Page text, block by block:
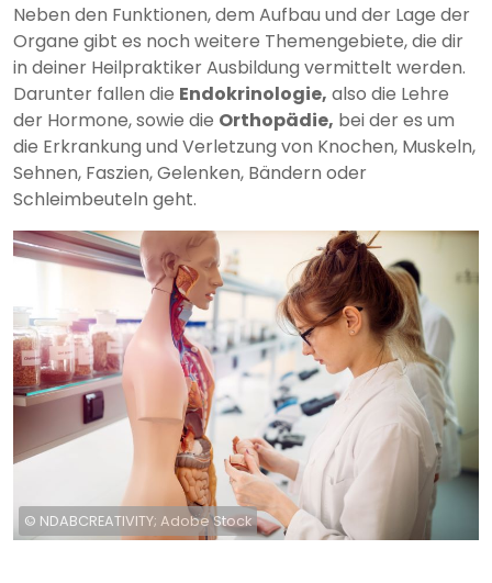
Neben den Funktionen, dem Aufbau und der Lage der
Organe gibt es noch weitere Themengebiete, die dir
in deiner Heilpraktiker Ausbildung vermittelt werden.
Darunter fallen die Endokrinologie, also die Lehre
der Hormone, sowie die Orthopädie, bei der es um
die Erkrankung und Verletzung von Knochen, Muskeln,
Sehnen, Faszien, Gelenken, Bändern oder
Schleimbeuteln geht.
© NDABCREATIVITY; Adobe Stock